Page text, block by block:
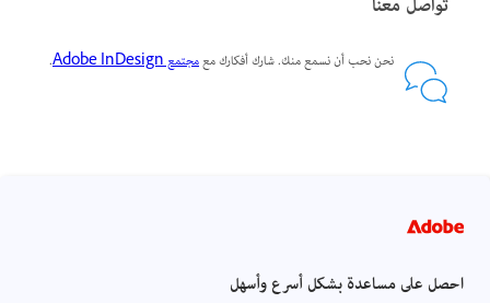
نحن نحب أن نسمع منك. شارك أفكارك معمجتمع Adobe InDesign .
احصل على مساعدة بشكل أسرع وأسهل